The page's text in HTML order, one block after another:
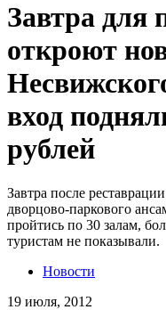
Завтра для
откроют
вход
рублей
Завтра после
дворцово-паркового
пройтись по 30 залам,
туристам не показывали.
Новости
19 июля, 2012